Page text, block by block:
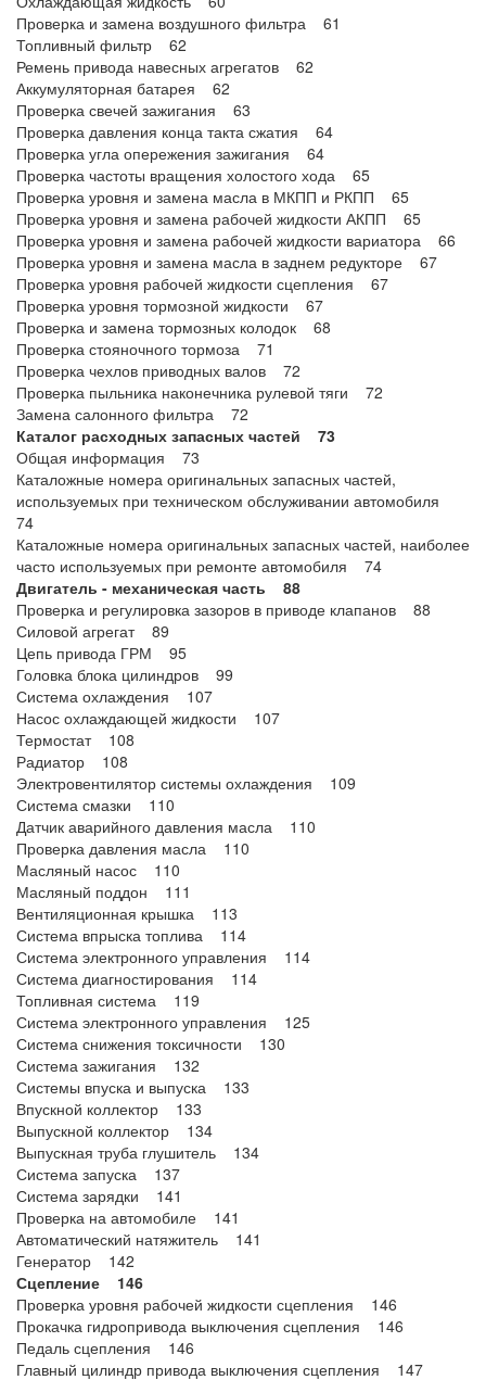
Проверка и замена воздушного фильтра 61
Топливный фильтр 62
Ремень привода навесных агрегатов 62
Аккумуляторная батарея 62
Проверка свечей зажигания 63
Проверка давления конца такта сжатия 64
Проверка угла опережения зажигания 64
Проверка частоты вращения холостого хода 65
Проверка уровня и замена масла в МКПП и РКПП 65
Проверка уровня и замена рабочей жидкости АКПП 65
Проверка уровня и замена рабочей жидкости вариатора 66
Проверка уровня и замена масла в заднем редукторе 67
Проверка уровня рабочей жидкости сцепления 67
Проверка уровня тормозной жидкости 67
Проверка и замена тормозных колодок 68
Проверка стояночного тормоза 71
Проверка чехлов приводных валов 72
Проверка пыльника наконечника рулевой тяги 72
Замена салонного фильтра 72
Каталог расходных запасных частей 73
Общая информация 73
Каталожные номера оригинальных запасных частей,
используемых при техническом обслуживании автомобиля
74
Каталожные номера оригинальных запасных частей, наиболее
часто используемых при ремонте автомобиля 74
Двигатель - механическая часть 88
Проверка и регулировка зазоров в приводе клапанов 88
Силовой агрегат 89
Цепь привода ГРМ 95
Головка блока цилиндров 99
Система охлаждения 107
Насос охлаждающей жидкости 107
Термостат 108
Радиатор 108
Электровентилятор системы охлаждения 109
Система смазки 110
Датчик аварийного давления масла 110
Проверка давления масла 110
Масляный насос 110
Масляный поддон 111
Вентиляционная крышка 113
Система впрыска топлива 114
Система электронного управления 114
Система диагностирования 114
Топливная система 119
Система электронного управления 125
Система снижения токсичности 130
Система зажигания 132
Системы впуска и выпуска 133
Впускной коллектор 133
Выпускной коллектор 134
Выпускная труба глушитель 134
Система запуска 137
Система зарядки 141
Проверка на автомобиле 141
Автоматический натяжитель 141
Генератор 142
Сцепление 146
Проверка уровня рабочей жидкости сцепления 146
Прокачка гидропривода выключения сцепления 146
Педаль сцепления 146
Главный цилиндр привода выключения сцепления 147